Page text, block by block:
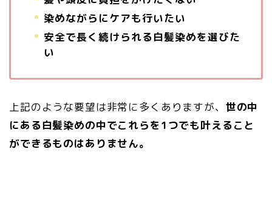
染めながらにケアも行いたい
安全で長く続けられる白髪染めを選びた
い
上記のような要望は非常に多くありますが、 世の中
にある白髪染めの中でこれらを1つでも叶えること
ができるものはありません。